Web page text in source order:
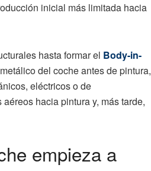
inicial más limitada hacia
hasta formar el Body-in-
del coche antes de pintura,
eléctricos o de
hacia pintura y, más tarde,
empieza a